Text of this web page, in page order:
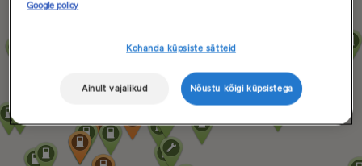
Google policy
Kohanda küpsiste sätteid
Ainult vajalikud Nõustu kõigi küpsistega